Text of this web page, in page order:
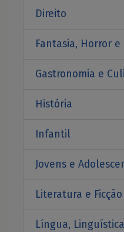
Direito
Fantasia, Horror e
Gastronomia e
História
Infantil
Jovens e
Literatura e Ficção
Língua,